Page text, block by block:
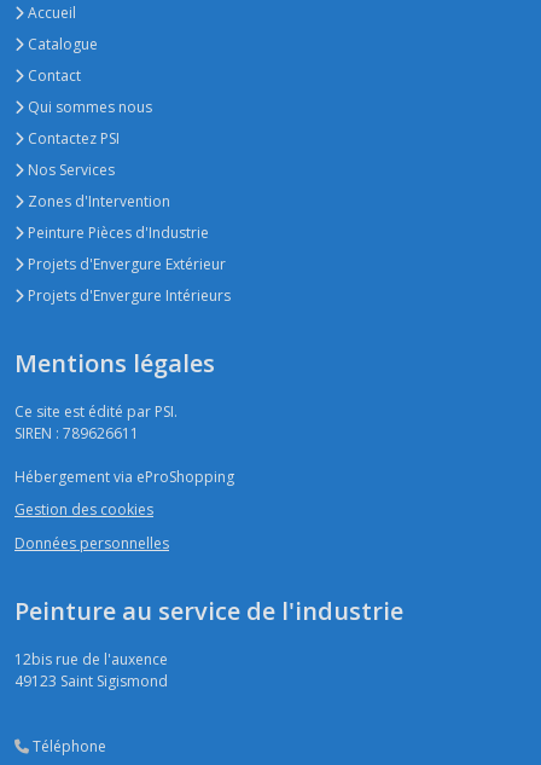
Accueil
Catalogue
Contact
Qui sommes nous
Contactez PSI
Nos Services
Zones d'Intervention
Peinture Pièces d'Industrie
Projets d'Envergure Extérieur
Projets d'Envergure Intérieurs
Mentions légales
Ce site est édité par PSI.
SIREN : 789626611
Hébergement via eProShopping
Gestion des cookies
Données personnelles
Peinture au service de l'industrie
12bis rue de l'auxence
49123 Saint Sigismond
Téléphone